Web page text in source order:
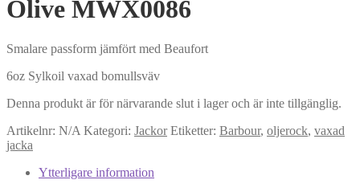
Olive MWX0086
Smalare passform jämfört med Beaufort
6oz Sylkoil vaxad bomullsväv
Denna produkt är för närvarande slut i lager och är inte tillgänglig.
Artikelnr: N/A Kategori: Jackor Etiketter: Barbour, oljerock, vaxad
jacka
Ytterligare information